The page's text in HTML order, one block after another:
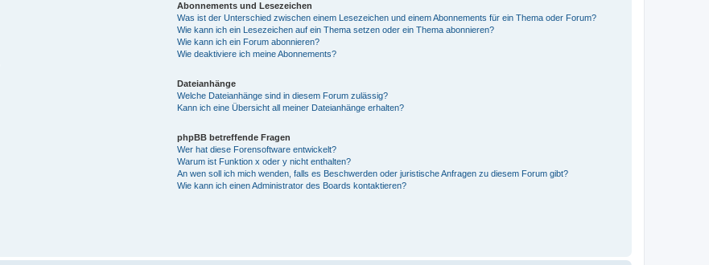
Abonnements und Lesezeichen
Was ist der Unterschied zwischen einem Lesezeichen und einem Abonnements für ein Thema oder Forum?
Wie kann ich ein Lesezeichen auf ein Thema setzen oder ein Thema abonnieren?
Wie kann ich ein Forum abonnieren?
Wie deaktiviere ich meine Abonnements?
Dateianhänge
Welche Dateianhänge sind in diesem Forum zulässig?
Kann ich eine Übersicht all meiner Dateianhänge erhalten?
phpBB betreffende Fragen
Wer hat diese Forensoftware entwickelt?
Warum ist Funktion x oder y nicht enthalten?
An wen soll ich mich wenden, falls es Beschwerden oder juristische Anfragen zu diesem Forum gibt?
Wie kann ich einen Administrator des Boards kontaktieren?